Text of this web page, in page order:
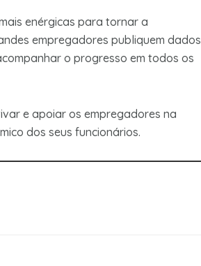
enérgicas para tornar a
empregadores publiquem dados
o progresso em todos os
e apoiar os empregadores na
dos seus funcionários.